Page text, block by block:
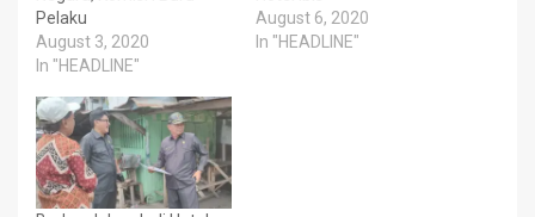
Pelaku
August 3, 2020
In "HEADLINE"
August 6, 2020
In "HEADLINE"